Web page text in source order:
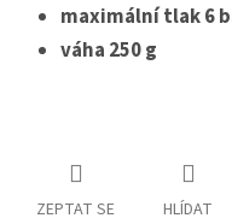
Moje
objednávka
maximální tlak 6
váha 250 g
ZEPTAT SE HLÍDAT